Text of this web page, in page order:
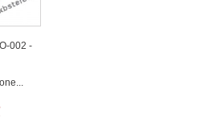
002 -